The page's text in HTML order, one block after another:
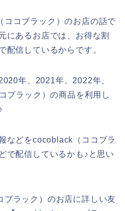
コブラック）のお店の話で
にあるお店では、お得な割
配信しているからです。
年、2021年、2022年、
ブラック）の商品を利用し
などをcocoblack（ココブラ
で配信しているかも♪と思い
ラック）のお店に詳しい友